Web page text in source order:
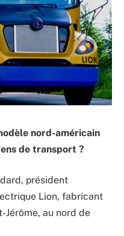
nord-américain
de transport ?
président
Lion, fabricant
Jérôme, au nord de